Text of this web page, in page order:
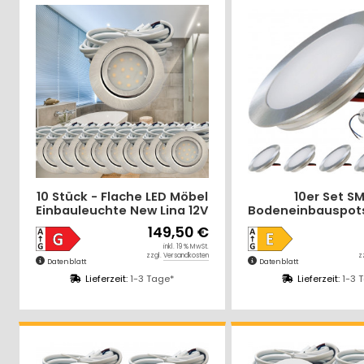
10 Stück - Flache LED Möbel
Einbauleuchte New Lina 12V
- 2W - 2 x LED Trafo und
Lieferzeit:1-3 Tage*
Datenblatt
149,50 €
inkl. 19 % MwSt.
zzgl. Versandkosten
10er Set
2 x LED
Laminat,
usw. Begehbar
Lieferzeit:1-3
Datenblatt